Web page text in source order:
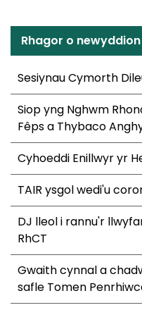
Rhagor o newyddion
Sesiynau Cymorth
Siop yng Nghwm
Fêps a Thybaco
Cyhoeddi Enillwyr yr
TAIR ysgol wedi'u
DJ lleol i rannu'r
RhCT
Gwaith cynnal a
safle Tomen